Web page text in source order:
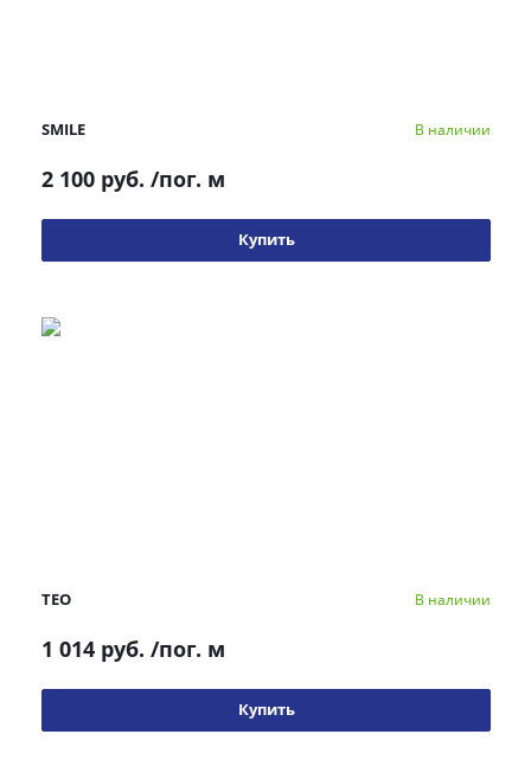
SMILE В наличии
2 100 руб. /пог. м
Купить
TEO В наличии
1 014 руб. /пог. м
Купить